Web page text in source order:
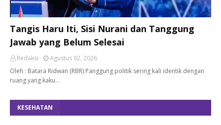
Tangis Haru Iti, Sisi Nurani dan Tanggung
Jawab yang Belum Selesai
Redaksi
Agustus 02, 2026
Oleh : Batara Ridwan (RBR) Panggung politik sering kali identik dengan
ruang yang kaku…
KESEHATAN